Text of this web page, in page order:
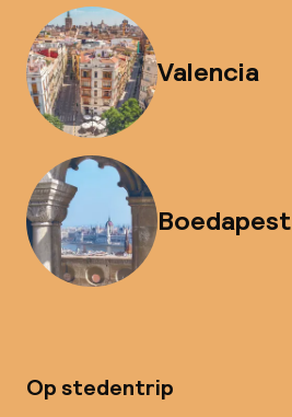
Valencia
Boedapest
Op stedentrip